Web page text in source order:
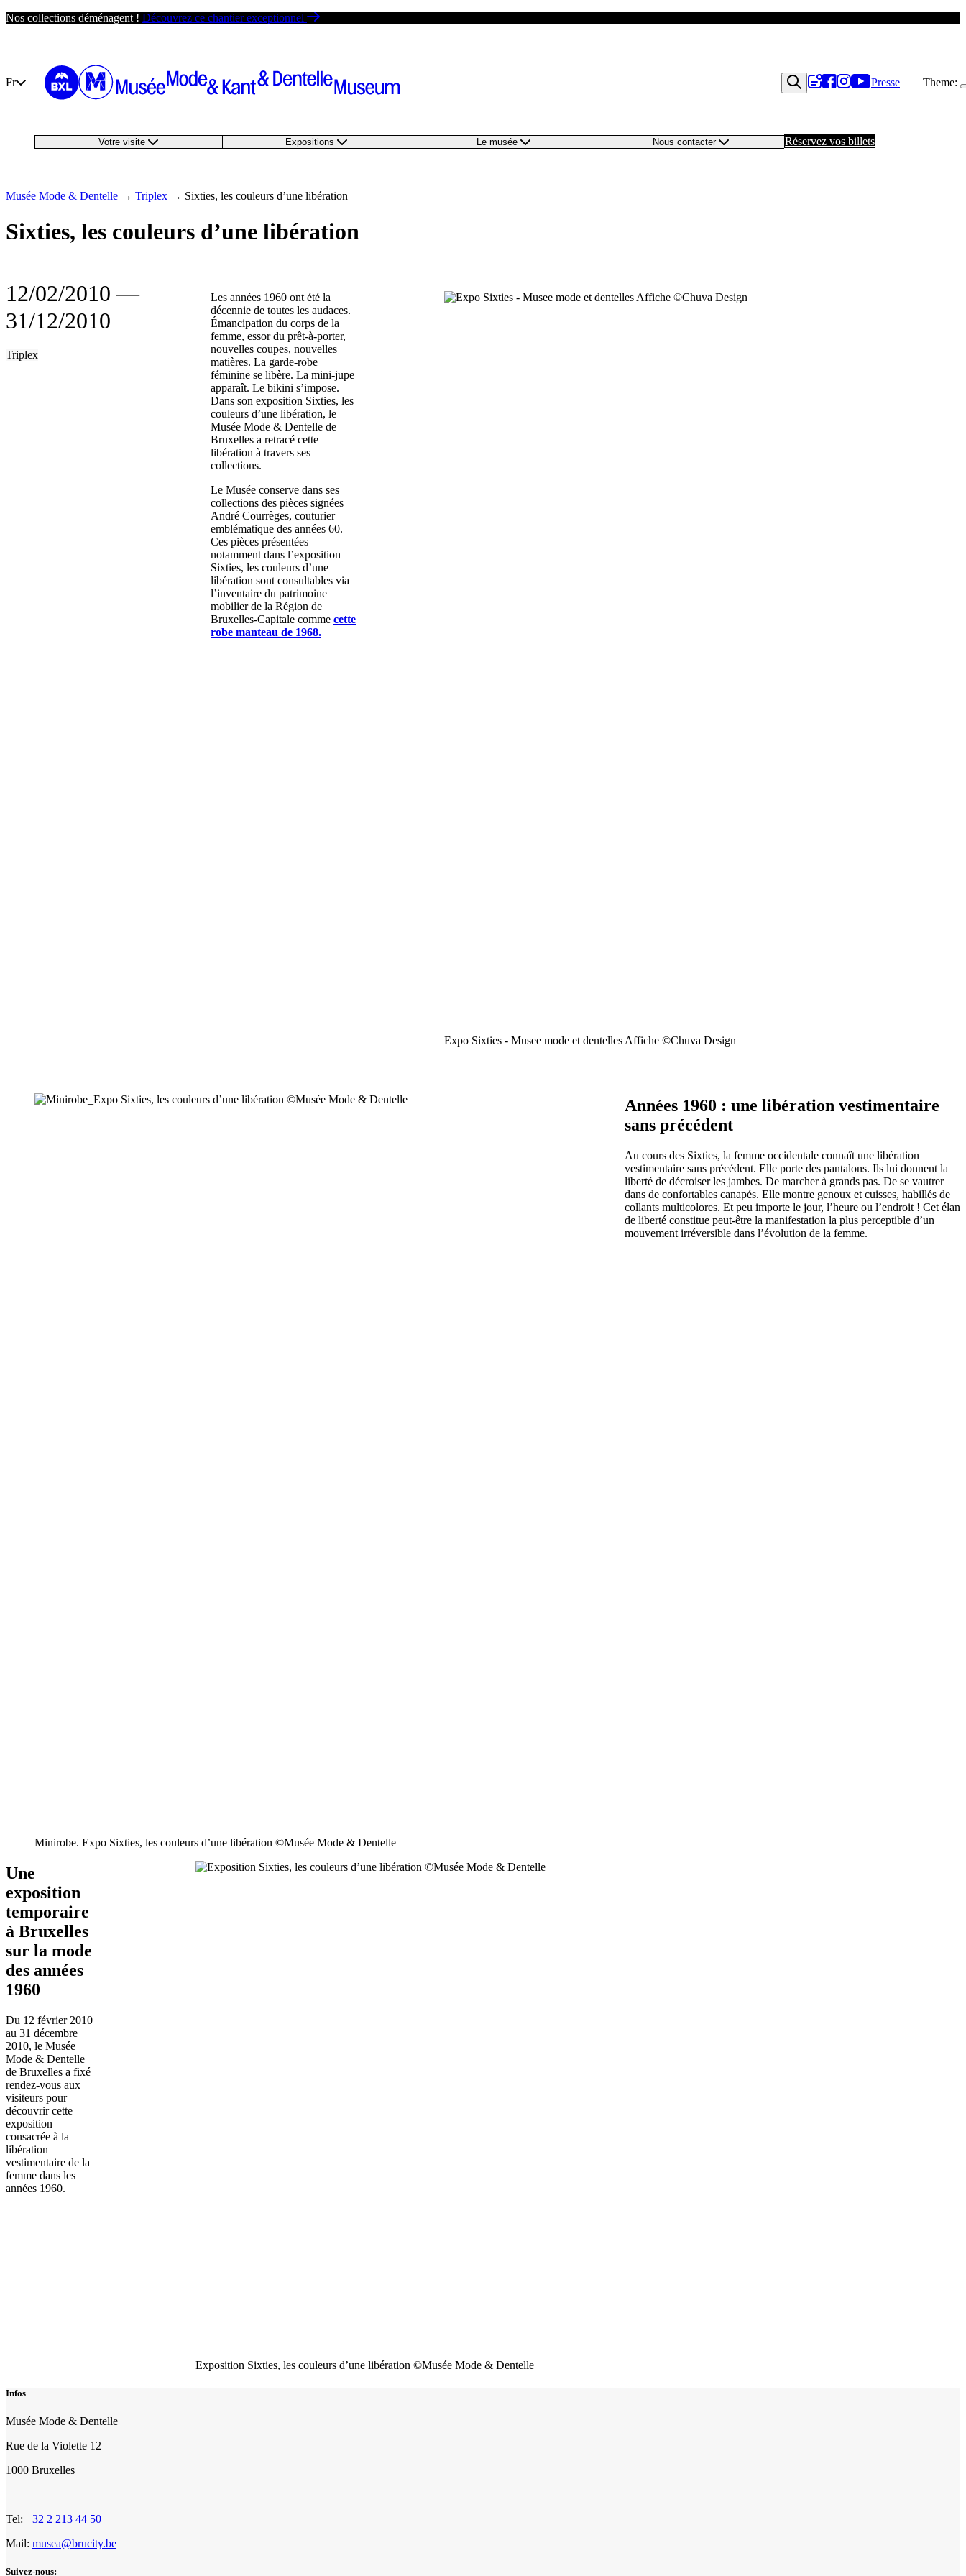
Passer
Nos collections déménagent ! Découvrez ce chantier exceptionnel
Fr Presse
Votre visite Expositions Le musée Nous contacter Réservez vos billets
Theme:
Musée Mode & Dentelle → Triplex → Sixties, les couleurs d’une libération
Sixties, les couleurs d’une libération
12/02/2010 ―
31/12/2010
Triplex
Les années 1960 ont été la
décennie de toutes les audaces.
Émancipation du corps de la
femme, essor du prêt-à-porter,
nouvelles coupes, nouvelles
matières. La garde-robe
féminine se libère. La mini-jupe
apparaît. Le bikini s’impose.
Dans son exposition Sixties, les
couleurs d’une libération, le
Musée Mode & Dentelle de
Bruxelles a retracé cette
libération à travers ses
collections.
Le Musée conserve dans ses
collections des pièces signées
André Courrèges, couturier
emblématique des années 60.
Ces pièces présentées
notamment dans l’exposition
Sixties, les couleurs d’une
libération sont consultables via
l’inventaire du patrimoine
mobilier de la Région de
Bruxelles-Capitale comme cette
robe manteau de 1968.
Expo Sixties - Musee mode et dentelles Affiche ©Chuva Design
Minirobe. Expo Sixties, les couleurs d’une libération ©Musée Mode & Dentelle
Années 1960 : une libération vestimentaire
sans précédent
Au cours des Sixties, la femme occidentale connaît une libération
vestimentaire sans précédent. Elle porte des pantalons. Ils lui donnent la
liberté de décroiser les jambes. De marcher à grands pas. De se vautrer
dans de confortables canapés. Elle montre genoux et cuisses, habillés de
collants multicolores. Et peu importe le jour, l’heure ou l’endroit ! Cet élan
de liberté constitue peut-être la manifestation la plus perceptible d’un
mouvement irréversible dans l’évolution de la femme.
Exposition Sixties, les couleurs d’une libération ©Musée Mode & Dentelle
Une
exposition
temporaire
à Bruxelles
sur la mode
des années
1960
Du 12 février 2010
au 31 décembre
2010, le Musée
Mode & Dentelle
de Bruxelles a fixé
rendez-vous aux
visiteurs pour
découvrir cette
exposition
consacrée à la
libération
vestimentaire de la
femme dans les
années 1960.
Infos
Musée Mode & Dentelle
Rue de la Violette 12
1000 Bruxelles
Tel: +32 2 213 44 50
Mail: musea@brucity.be
Suivez-nous: